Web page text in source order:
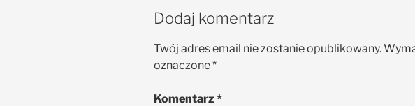
Dodaj komentarz
Twój adres email nie zostanie opublikowany.
oznaczone*
Komentarz *